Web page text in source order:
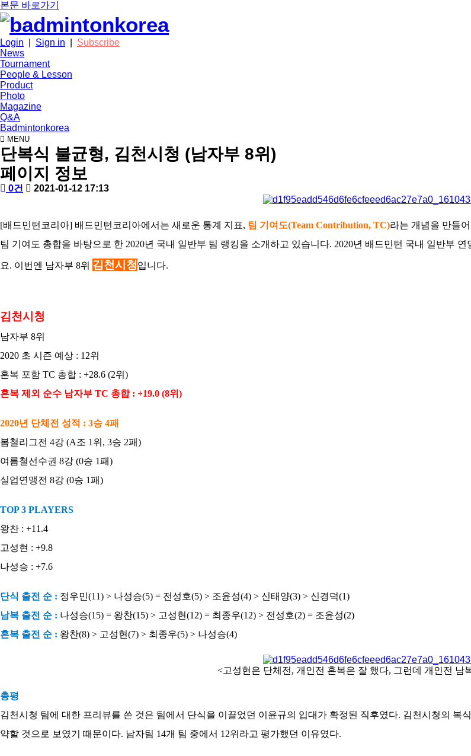
본문 바로가기
Login Sign in
Subscribe
News
Tournament
People & Lesson
Product
Photo
Magazine
Q&A
Badmintonkorea
MENU
tournament
단복식 불균형, 김천시청 (남자부 8위)
페이지 정보
작
배
턴
코
리
아
댓0건 작2021-01-12 17:13
문
[배드민턴코리아] 배드민턴코리아에서는 새로운 통계 지표, 팀 기여도(Team Contribution, TC)라는 개념을 만들
팀 기여도 총합을 바탕으로 한 2020년 국내 일반부 팀 랭킹을 소개하고 있습니다. 2020년 배드민턴 국내 일반부
요. 이번엔 남자부 8위 김천시청입니다.
김천시청
남자부 8위
2020 초 시즌 예상 : 12위
혼복 포함 TC 총합 : +28.6 (2위)
혼복 제외 순수 남자부 TC 총합 : +19.0 (8위)
2020년 단체전 성적 : 3승 4패
봄철리그전 4강 (A조 1위, 3승 2패)
여름철선수권 8강 (0승 1패)
실업연맹전 8강 (0승 1패)
TOP 3 PLAYERS
왕찬 : +11.4
고성현 : +9.8
나성승 : +7.6
단식 출전 순 : 정우민(11) > 나성승(5) = 전성호(5) > 조윤성(4) > 신태양(3) > 신경덕(1)
남복 출전 순 : 나성승(15) = 왕찬(15) > 고성현(12) = 최종우(12) > 전성호(2) = 조윤성(2)
혼복 출전 순 : 왕찬(8) > 고성현(7) > 최종우(5) > 나성승(4)
<고성현은 단체전, 개인전 혼복은 잘 했다, 그런데 개인전 남
총평
김천시청 팀에 대한 프리뷰를 쓴 것은 팀에서 단식을 이끌었던 이윤규의 입대가 확정된 직후였다. 김천시청의
약할 것으로 보였기 때문이다. 남자팀 14개 팀 중에서 12위라고 평가했던 이유였다.